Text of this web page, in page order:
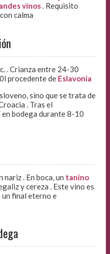
vinos. Requisito
calma
. Crianza entre 24-30
procedente de Eslavonia
sino que se trata de
. Tras el
en bodega durante 8-10
nariz . En boca, un tanino
y cereza . Este vino es
final eterno e